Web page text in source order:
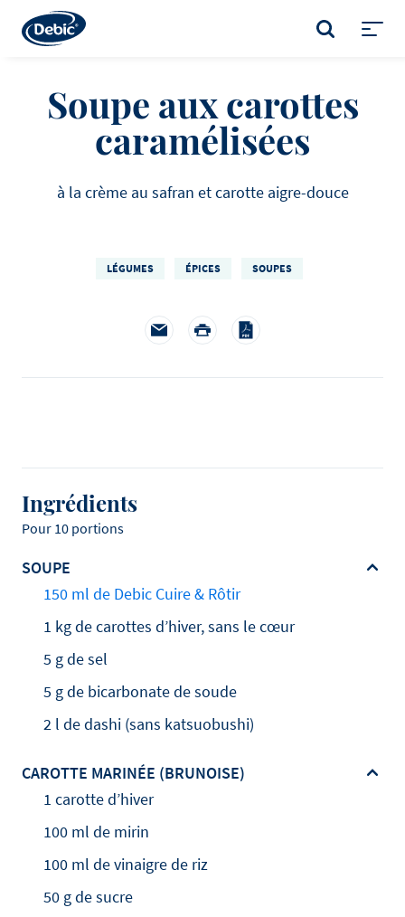
main
RECHERCHER
Soupe aux carottes
caramélisées
à la crème au safran et carotte aigre-douce
LÉGUMES ÉPICES SOUPES
Ingrédients
Pour 10 portions
SOUPE
150 ml de Debic Cuire & Rôtir
1 kg de carottes d’hiver, sans le cœur
5 g de sel
5 g de bicarbonate de soude
2 l de dashi (sans katsuobushi)
CAROTTE MARINÉE (BRUNOISE)
1 carotte d’hiver
100 ml de mirin
100 ml de vinaigre de riz
50 g de sucre